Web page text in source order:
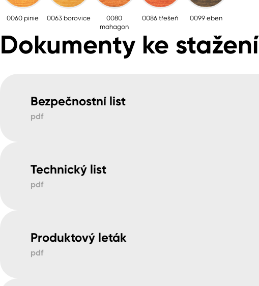
0060 pinie 0063 borovice
0080
mahagon
0086 třešeň 0099 eben
Dokumenty ke stažení
Bezpečnostní list
pdf
Technický list
pdf
Produktový leták
pdf